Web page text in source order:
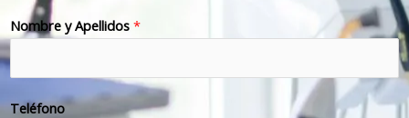
Nombre y Apellidos *
Teléfono